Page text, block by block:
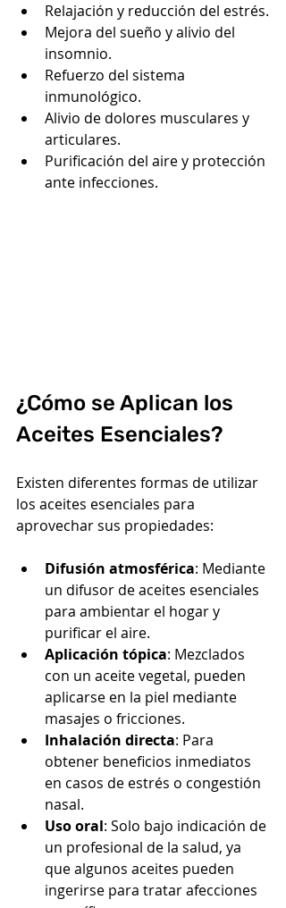
Relajación y reducción del estrés.
Mejora del sueño y alivio del
insomnio.
Refuerzo del sistema
inmunológico.
Alivio de dolores musculares y
articulares.
Purificación del aire y protección
ante infecciones.
¿Cómo se Aplican los
Aceites Esenciales?
Existen diferentes formas de utilizar
los aceites esenciales para
aprovechar sus propiedades:
Difusión atmosférica: Mediante
un difusor de aceites esenciales
para ambientar el hogar y
purificar el aire.
Aplicación tópica: Mezclados
con un aceite vegetal, pueden
aplicarse en la piel mediante
masajes o fricciones.
Inhalación directa: Para
obtener beneficios inmediatos
en casos de estrés o congestión
nasal.
Uso oral: Solo bajo indicación de
un profesional de la salud, ya
que algunos aceites pueden
ingerirse para tratar afecciones